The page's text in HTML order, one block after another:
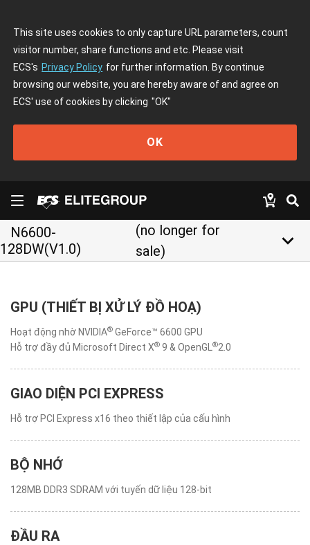
This site uses cookies to only capture URL parameters, count
visitor number, share functions and etc. Please visit
ECS's Privacy Policy for further information. By continue
browsing our website, you are hereby aware of and agree on
ECS' use of cookies by clicking "OK"
OK
N6600-
128DW(V1.0)
(no longer for
sale)
keyboard_arrow_down
GPU (THIẾT BỊ XỬ LÝ ĐỒ HOẠ)
Hoạt động nhờ NVIDIA® GeForce™ 6600 GPU
Hỗ trợ đầy đủ Microsoft Direct X® 9 & OpenGL ®2.0
GIAO DIỆN PCI EXPRESS
Hỗ trợ PCI Express x16 theo thiết lập của cấu hình
BỘ NHỚ
128MB DDR3 SDRAM với tuyến dữ liệu 128-bit
ĐẦU RA